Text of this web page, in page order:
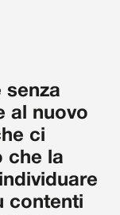
senza
al nuovo
ci
che la
contenti